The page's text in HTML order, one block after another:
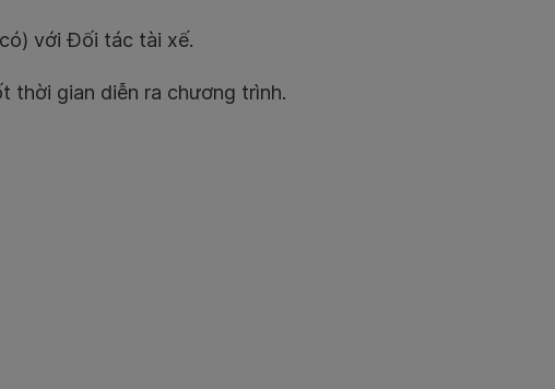
với Đối tác tài xế.
thời gian diễn ra chương trình.